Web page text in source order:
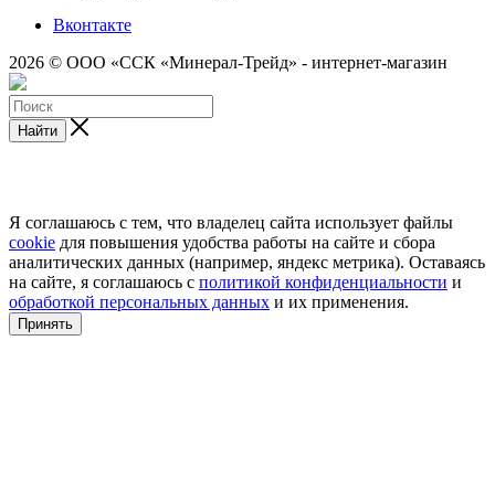
Вконтакте
2026 © ООО «ССК «Минерал-Трейд» - интернет-магазин
Найти
Я соглашаюсь с тем, что владелец сайта использует файлы
cookie для повышения удобства работы на сайте и сбора
аналитических данных (например, яндекс метрика). Оставаясь
на сайте, я соглашаюсь с политикой конфиденциальности и
обработкой персональных данных и их применения.
Принять